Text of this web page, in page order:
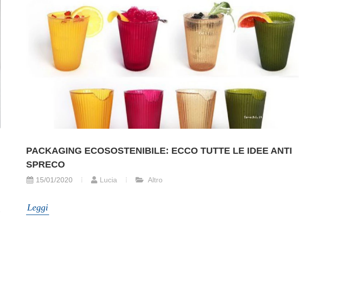
PACKAGING ECOSOSTENIBILE: ECCO TUTTE LE IDEE ANTI
SPRECO
15/01/2020 Lucia Altro
Leggi